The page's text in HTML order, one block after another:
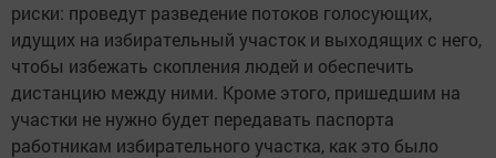
риски: проведут разведение потоков голосующих,
идущих на избирательный участок и выходящих с него,
чтобы избежать скопления людей и обеспечить
дистанцию между ними. Кроме этого, пришедшим на
участки не нужно будет передавать паспорта
работникам избирательного участка, как это было